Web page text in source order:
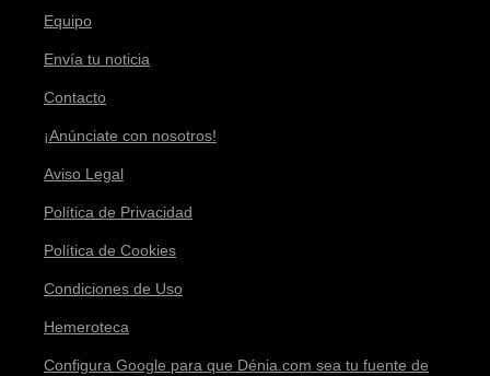
Equipo
Envía tu noticia
Contacto
¡Anúnciate con nosotros!
Aviso Legal
Política de Privacidad
Política de Cookies
Condiciones de Uso
Hemeroteca
Configura Google para que Dénia.com sea tu fuente de